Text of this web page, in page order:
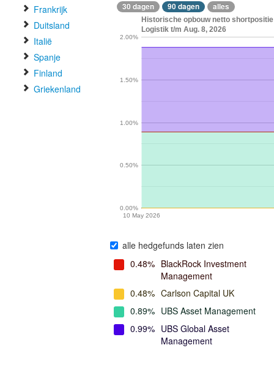
Frankrijk
Duitsland
Italië
Spanje
Finland
Griekenland
30 dagen 90 dagen alles
Historische opbouw netto
Logistik t/m Aug. 8, 2026
10 May 2026
0.00%
0.50%
1.00%
1.50%
2.00%
alle hedgefunds laten zien
0.48% BlackRock Investment
Management
0.48% Carlson Capital UK
0.89% UBS Asset Management
0.99% UBS Global Asset
Management